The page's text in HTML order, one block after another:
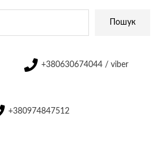
Пошук
+380630674044 / viber
+380974847512